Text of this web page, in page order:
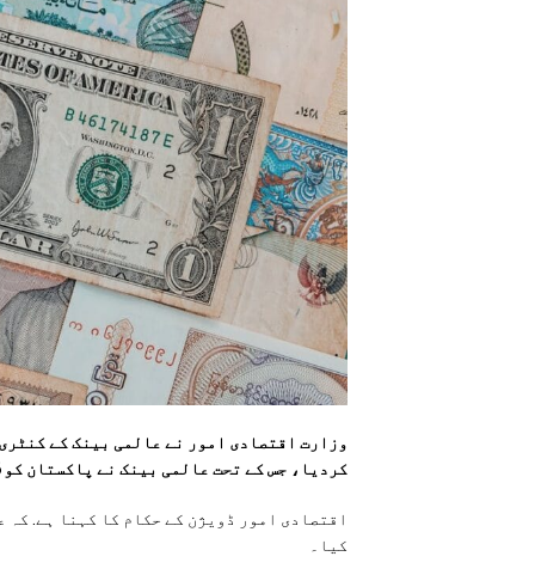
وزارت اقتصادی امور نے عالمی بینک کے
کردیا، جس کے تحت عالمی بینک نے پاکستان کو 2026ء سے 2035ء تک 40 ارب ڈالر فراہم کرے گا۔
کیا۔